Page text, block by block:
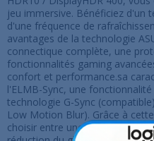
jeu immersive. Bénéficiez d'un
d'une fréquence de
avantages de la technologie
connectique complète, une
fonctionnalités gaming
confort et performance.sa
l'ELMB-Sync, une
technologie G-Sync
Low Motion Blur). Grâce à
choisir entre une fluidité